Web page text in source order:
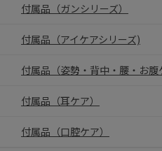
付属品（ガンシリーズ）
付属品（アイケアシリーズ)
付属品（姿勢・背中・腰・お腹
付属品（耳ケア）
付属品（口腔ケア）